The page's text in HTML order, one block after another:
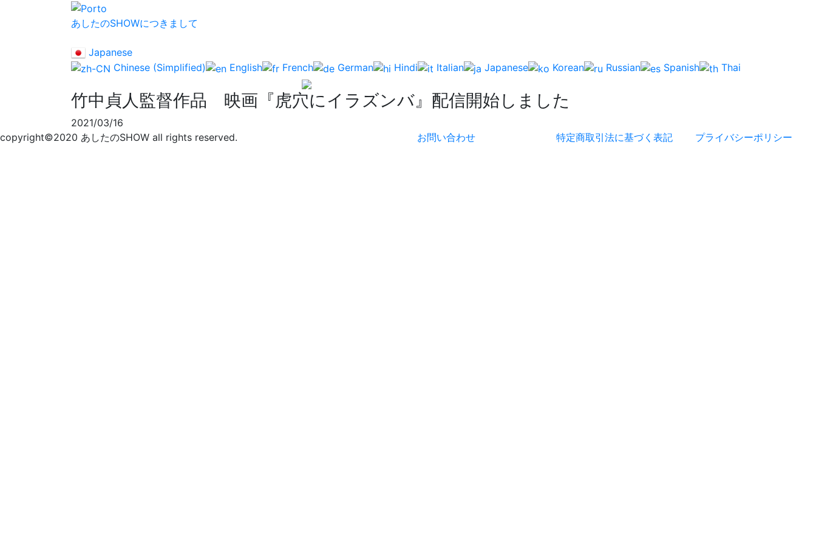
あしたのSHOWにつきまして
Japanese
Chinese (Simplified)
English French German Hindi Italian Japanese Korean Russian Spanish Thai
竹中貞人監督作品 映画『虎穴にイラズンバ』配信開始しました
2021/03/16
copyright©2020 あしたのSHOW all rights reserved.
お問い合わせ 特定商取引法に基づく表記 プライバシーポリシー